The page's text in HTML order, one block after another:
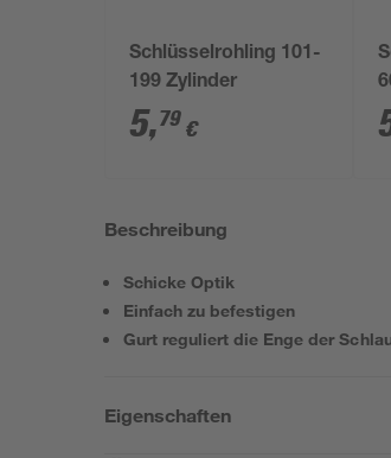
Schlüsselrohling 101-
199 Zylinder
5,79 €
Beschreibung
Schicke Optik
Einfach zu befestigen
Gurt reguliert die Enge der
Eigenschaften